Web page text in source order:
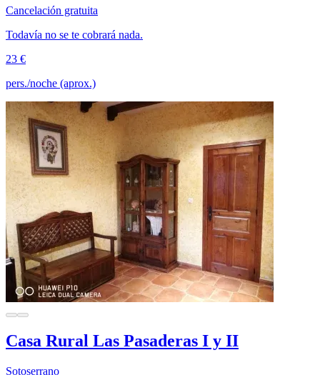
Cancelación gratuita
Todavía no se te cobrará nada.
23 €
pers./noche (aprox.)
Casa Rural Las Pasaderas I y II
Sotoserrano